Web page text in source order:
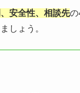
安全性、相談先
しょう。